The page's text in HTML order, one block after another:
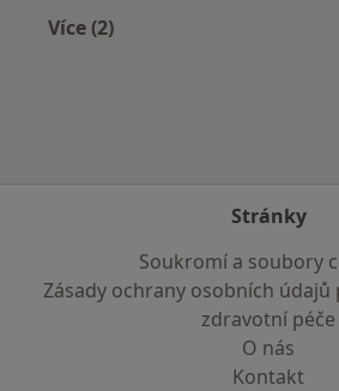
Více (2)
Stránky
Soukromí a soubory
Zásady ochrany osobních údajů
zdravotní péče
O nás
Kontakt